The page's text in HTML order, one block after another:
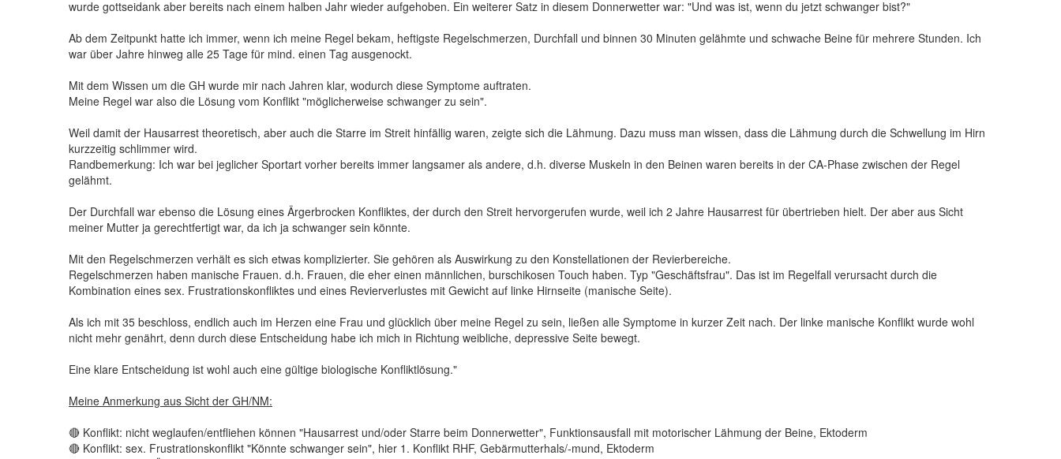
wurde gottseidank aber bereits nach einem halben Jahr wieder aufgehoben. Ein weiterer Satz in diesem Donnerwetter war: "Und was ist, wenn du jetzt schwanger bist?"
Ab dem Zeitpunkt hatte ich immer, wenn ich meine Regel bekam, heftigste Regelschmerzen, Durchfall und binnen 30 Minuten gelähmte und schwache Beine für mehrere Stunden. Ich
war über Jahre hinweg alle 25 Tage für mind. einen Tag ausgenockt.
Mit dem Wissen um die GH wurde mir nach Jahren klar, wodurch diese Symptome auftraten.
Meine Regel war also die Lösung vom Konflikt "möglicherweise schwanger zu sein".
Weil damit der Hausarrest theoretisch, aber auch die Starre im Streit hinfällig waren, zeigte sich die Lähmung. Dazu muss man wissen, dass die Lähmung durch die Schwellung im Hirn
kurzzeitig schlimmer wird.
Randbemerkung: Ich war bei jeglicher Sportart vorher bereits immer langsamer als andere, d.h. diverse Muskeln in den Beinen waren bereits in der CA-Phase zwischen der Regel
gelähmt.
Der Durchfall war ebenso die Lösung eines Ärgerbrocken Konfliktes, der durch den Streit hervorgerufen wurde, weil ich 2 Jahre Hausarrest für übertrieben hielt. Der aber aus Sicht
meiner Mutter ja gerechtfertigt war, da ich ja schwanger sein könnte.
Mit den Regelschmerzen verhält es sich etwas komplizierter. Sie gehören als Auswirkung zu den Konstellationen der Revierbereiche.
Regelschmerzen haben manische Frauen. d.h. Frauen, die eher einen männlichen, burschikosen Touch haben. Typ "Geschäftsfrau". Das ist im Regelfall verursacht durch die
Kombination eines sex. Frustrationskonfliktes und eines Revierverlustes mit Gewicht auf linke Hirnseite (manische Seite).
Als ich mit 35 beschloss, endlich auch im Herzen eine Frau und glücklich über meine Regel zu sein, ließen alle Symptome in kurzer Zeit nach. Der linke manische Konflikt wurde wohl
nicht mehr genährt, denn durch diese Entscheidung habe ich mich in Richtung weibliche, depressive Seite bewegt.
Eine klare Entscheidung ist wohl auch eine gültige biologische Konfliktlösung."
Meine Anmerkung aus Sicht der GH/NM:
🔴 Konflikt: nicht weglaufen/entfliehen können "Hausarrest und/oder Starre beim Donnerwetter", Funktionsausfall mit motorischer Lähmung der Beine, Ektoderm
🔴 Konflikt: sex. Frustrationskonflikt "Könnte schwanger sein", hier 1. Konflikt RHF, Gebärmutterhals/-mund, Ektoderm